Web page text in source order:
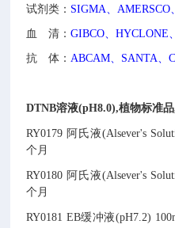
试剂类： SIGMA、
血 清：GIBCO、HYCLONE
抗 体：ABCAM、SANTA、
DTNB溶液(pH8.0),植物标准
RY0179 阿氏液(Alsever's
个月
RY0180 阿氏液(Alsever's
个月
RY0181 EB缓冲液(pH7.2)